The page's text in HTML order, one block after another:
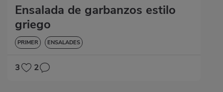
Ensalada de garbanzos estilo
griego
PRIMER ENSALADES
3 2